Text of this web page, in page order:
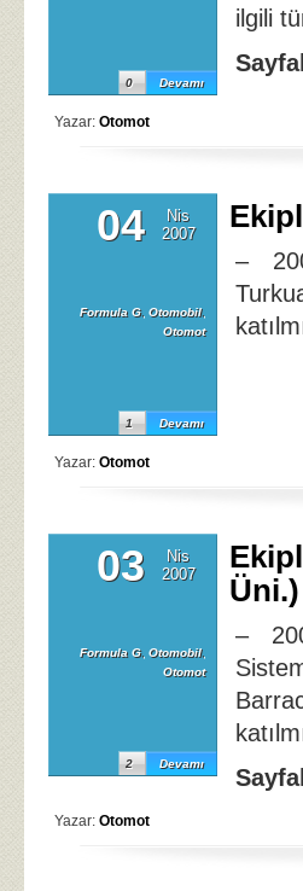
Devamı
0
ilgili
Yazar: Otomot
04
Nis
2007
Formula G, Otomobil,
Otomot
Devamı
1
–
Yazar: Otomot
03
Nis
2007
Formula G, Otomobil,
Otomot
Devamı
2
Üni.)
–
Yazar: Otomot